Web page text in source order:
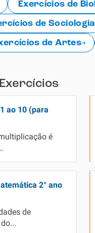
Exercícios de
de Sociologia
de Artes
ao 10 (para
é
2° ano
de